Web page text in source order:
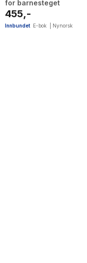
for barnesteget
455,-
Innbundet E-bok Nynorsk